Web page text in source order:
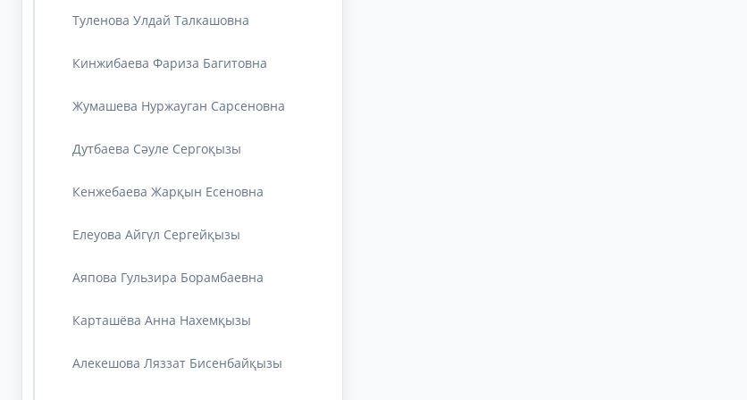
Туленова Улдай Талкашовна
Кинжибаева Фариза Багитовна
Жумашева Нуржауган Сарсеновна
Дутбаева Сәуле Сергоқызы
Кенжебаева Жарқын Есеновна
Елеуова Айгүл Сергейқызы
Аяпова Гульзира Борамбаевна
Карташёва Анна Нахемқызы
Алекешова Ляззат Бисенбайқызы